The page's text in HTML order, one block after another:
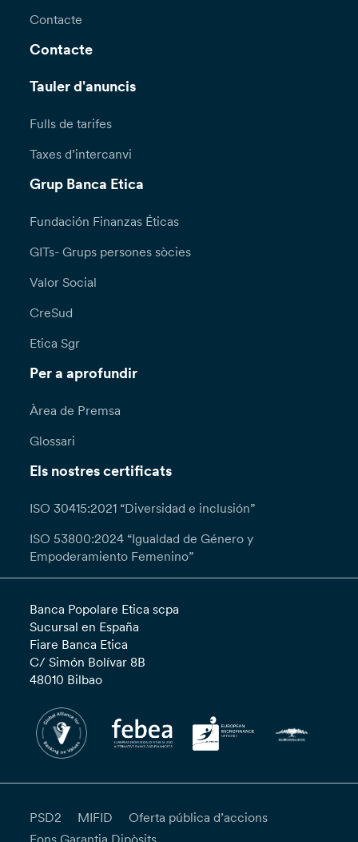
Contacte
Contacte
Tauler d'anuncis
Fulls de tarifes
Taxes d’intercanvi
Grup Banca Etica
Fundación Finanzas Éticas
GITs- Grups persones sòcies
Valor Social
CreSud
Etica Sgr
Per a aprofundir
Àrea de Premsa
Glossari
Els nostres certificats
ISO 30415:2021 “Diversidad e inclusión”
ISO 53800:2024 “Igualdad de Género y
Empoderamiento Femenino”
Banca Popolare Etica scpa
Sucursal en España
Fiare Banca Etica
C/ Simón Bolívar 8B
48010 Bilbao
PSD2 MIFID
Oferta pública d’accions